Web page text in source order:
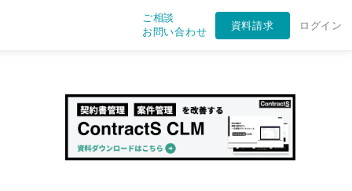
ご相談
お問い合わせ
資料請求 ログイン